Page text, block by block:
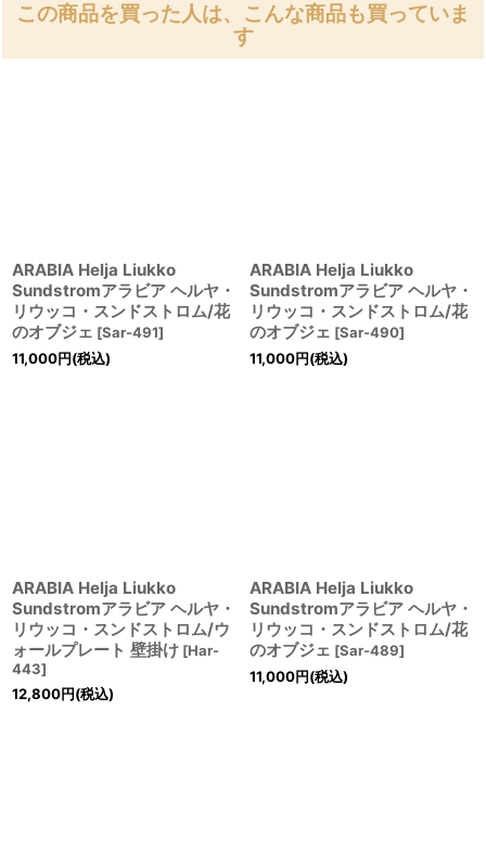
この商品を買った人は、こんな商品も買っていま
す
ARABIA Helja Liukko
Sundstromアラビア ヘルヤ・
リウッコ・スンドストロム/花
のオブジェ [Sar-491]
11,000円(税込)
ARABIA Helja Liukko
Sundstromアラビア ヘルヤ・
リウッコ・スンドストロム/花
のオブジェ [Sar-490]
11,000円(税込)
ARABIA Helja Liukko
Sundstromアラビア ヘルヤ・
リウッコ・スンドストロム/ウ
ォールプレート 壁掛け [Har-
443]
12,800円(税込)
ARABIA Helja Liukko
Sundstromアラビア ヘルヤ・
リウッコ・スンドストロム/花
のオブジェ [Sar-489]
11,000円(税込)